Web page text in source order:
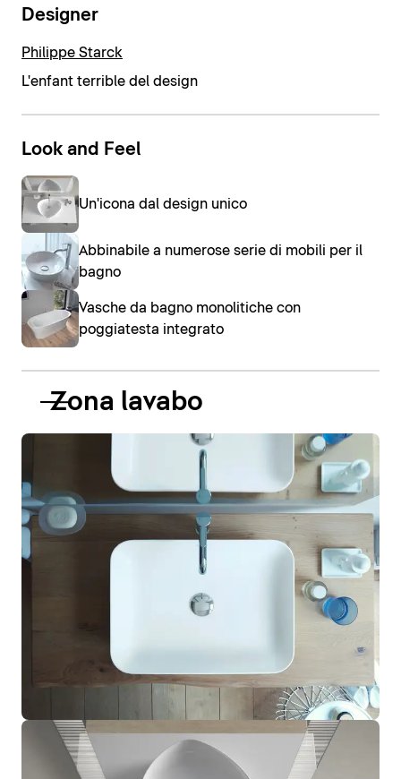
Designer
Philippe Starck
L'enfant terrible del design
Look and Feel
Un'icona dal design unico
Abbinabile a numerose serie di mobili per il
bagno
Vasche da bagno monolitiche con
poggiatesta integrato
Zona lavabo